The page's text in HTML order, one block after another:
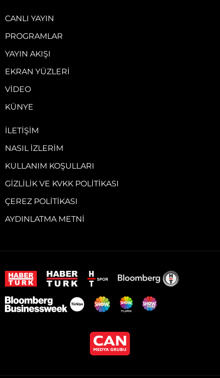
CANLI YAYIN
PROGRAMLAR
YAYIN AKIŞI
EKRAN YÜZLERI
VIDEO
KÜNYE
İLETIŞIM
NASIL İZLERIM
KULLANIM KOŞULLARI
GIZLILIK VE KVKK POLITIKASI
ÇEREZ POLITIKASI
AYDINLATMA METNI